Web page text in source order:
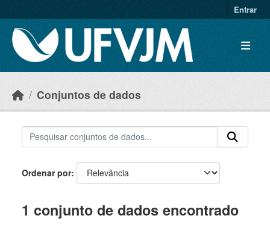
Entrar
Conjuntos de dados
Ordenar por
1 conjunto de dados encontrado